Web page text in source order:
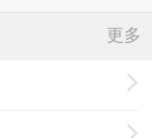
更多